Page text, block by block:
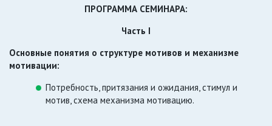
ПРОГРАММА СЕМИНАРА:
Часть I
Основные понятия о структуре мотивов и механизме
мотивации:
Потребность, притязания и ожидания, стимул и
мотив, схема механизма мотивацию.